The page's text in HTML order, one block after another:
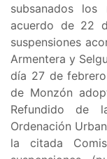
subsanados
acuerdo de 22
suspensiones
Armentera y
día 27 de
de Monzón
Refundido de
Ordenación
la citada